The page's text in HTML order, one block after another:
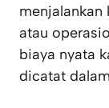
menjalankan
atau
biaya nyata
dicatat